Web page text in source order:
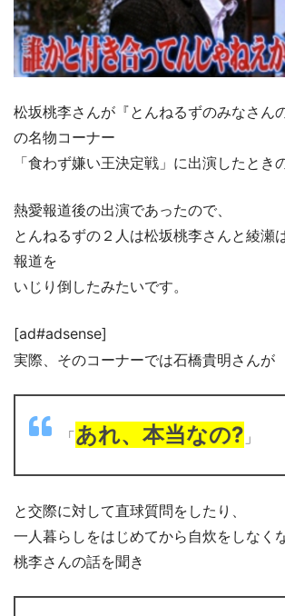
松坂桃李さんが『とんねるずのみなさん
の名物コーナー
「食わず嫌い王決定戦」に出演したとき
熱愛報道後の出演であったので、
とんねるずの２人は松坂桃李さんと綾瀬
報道を
いじり倒したみたいです。
[ad#adsense]
実際、そのコーナーでは石橋貴明さんが
「あれ、本当なの? 」
と交際に対して直球質問をしたり、
一人暮らしをはじめてから自炊をしなく
桃李さんの話を聞き